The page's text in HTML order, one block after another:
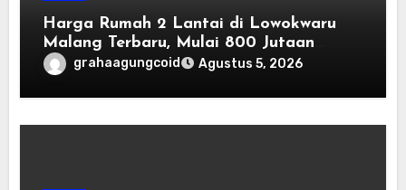
Harga Rumah 2 Lantai di Lowokwaru
Malang Terbaru, Mulai 800 Jutaan
Tahun 2026
grahaagungcoid Agustus 5, 2026